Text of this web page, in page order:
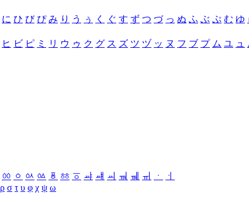
に ひ び ぴ み り う ぅ く ぐ す ず つ づ っ ぬ ふ ぶ ぷ む ゆ
ヒ ビ ピ ミ リ ウ ゥ ク グ ス ズ ツ ヅ ッ ヌ フ ブ プ ム ユ ュ
ㆀ ㆁ ㆂ ㆃ ㆄ ㆅ ㆆ ㆇ ㆈ ㆉ ㆊ ㆋ ㆌ ㆍ
ㆎ
ρ σ τ υ φ χ ψ ω